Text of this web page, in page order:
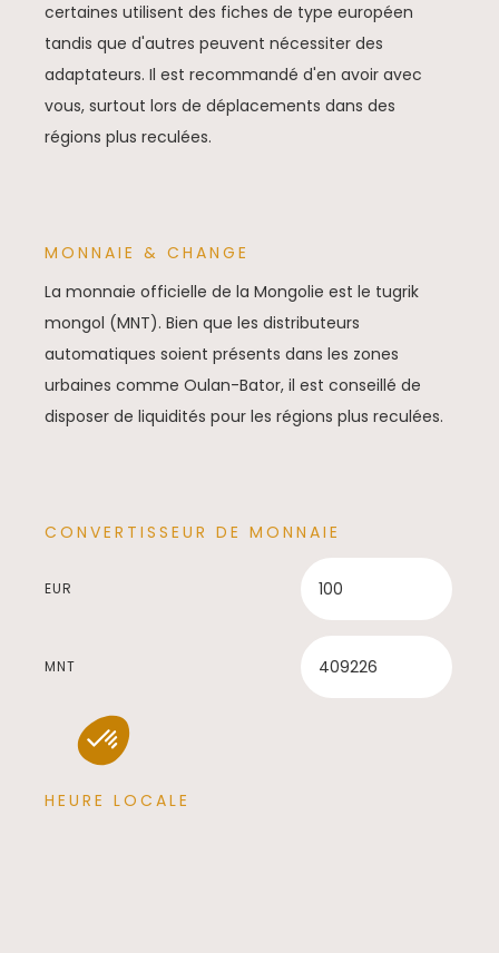
certaines utilisent des fiches de type européen
tandis que d'autres peuvent nécessiter des
adaptateurs. Il est recommandé d'en avoir avec
vous, surtout lors de déplacements dans des
régions plus reculées.
MONNAIE & CHANGE
La monnaie officielle de la Mongolie est le tugrik
mongol (MNT). Bien que les distributeurs
automatiques soient présents dans les zones
urbaines comme Oulan-Bator, il est conseillé de
disposer de liquidités pour les régions plus reculées.
CONVERTISSEUR DE MONNAIE
EUR
MNT
HEURE LOCALE